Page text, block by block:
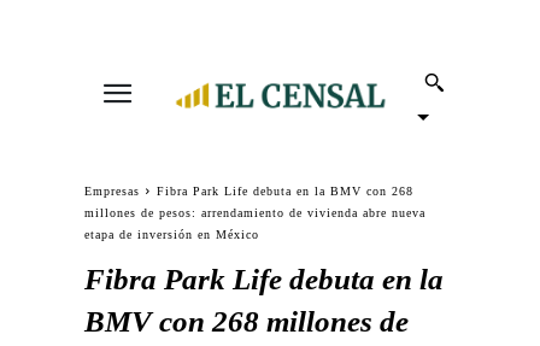
Empresas
Fibra Park Life debuta en la BMV con 268
millones de pesos: arrendamiento de vivienda abre nueva
etapa de inversión en México
Fibra Park Life debuta en la
BMV con 268 millones de